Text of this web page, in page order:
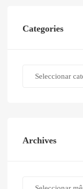
Categories
Archives